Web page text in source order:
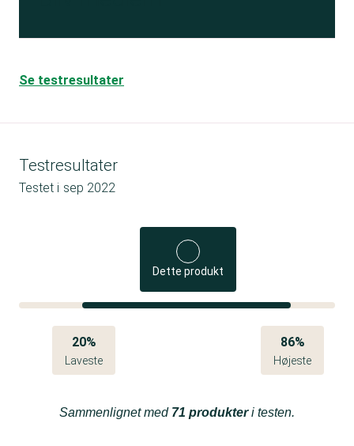
Se testresultater
Testresultater
Testet i sep 2022
Dette produkt
20%
Laveste
86%
Højeste
Sammenlignet med 71 produkteri testen.